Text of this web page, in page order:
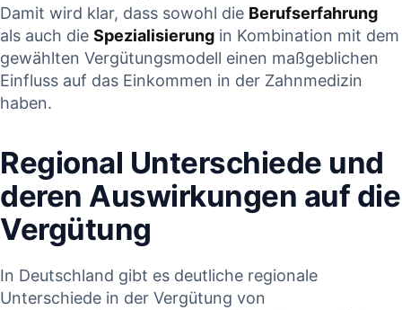
Damit wird klar, dass sowohl die Berufserfahrung
als auch die Spezialisierung in ‍Kombination⁤ mit dem‌
gewählten ⁤Vergütungsmodell einen maßgeblichen
Einfluss ​auf das ⁣Einkommen‌ in der Zahnmedizin
haben.
Regional Unterschiede‌ und
deren Auswirkungen auf die
Vergütung
In Deutschland gibt es deutliche regionale‍
Unterschiede ⁢in‍ der Vergütung⁣ von